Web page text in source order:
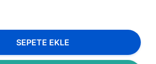
SEPETE EKLE